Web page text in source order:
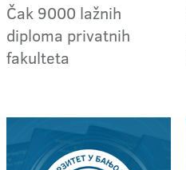
Čak 9000 lažnih
diploma privatnih
fakulteta